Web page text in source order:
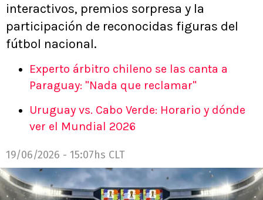
interactivos, premios sorpresa y la
participación de reconocidas figuras del
fútbol nacional.
Experto árbitro chileno se las canta a
Paraguay: "Nada que reclamar"
Uruguay vs. Cabo Verde: Horario y dónde
ver el Mundial 2026
19/06/2026 - 15:07hs CLT